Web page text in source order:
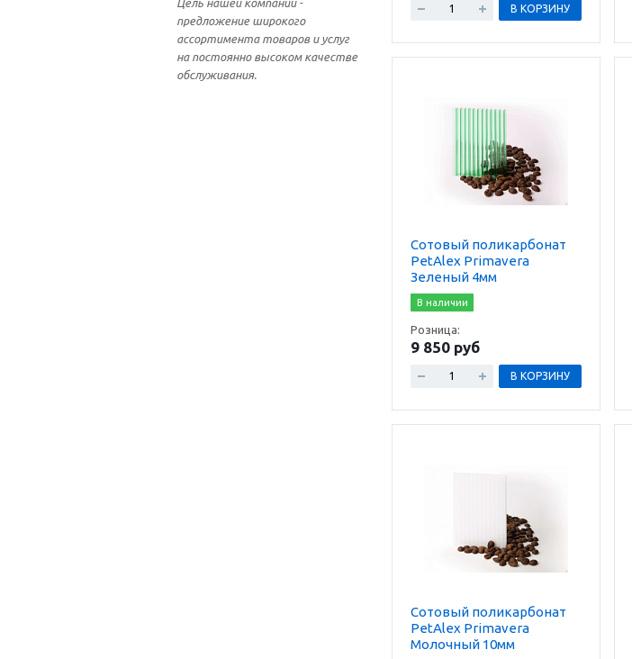
Цель нашей компании -
предложение широкого
ассортимента товаров и услуг
на постоянно высоком качестве
обслуживания.
В КОРЗИНУ
Сотовый поликарбонат
PetAlex Primavera
Зеленый 4мм
В наличии
Розница:
9 850 руб
В КОРЗИНУ
Сотовый поликарбонат
PetAlex Primavera
Молочный 10мм